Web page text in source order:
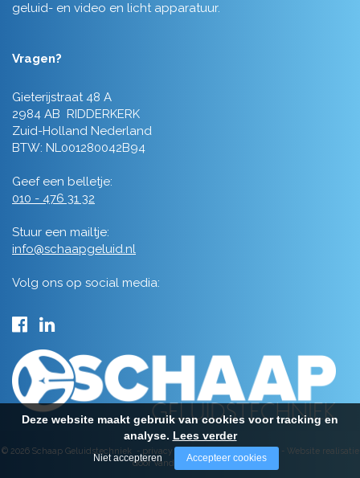
geluid- en video en licht apparatuur.
Vragen?
Gieterijstraat 48 A
2984 AB RIDDERKERK
Zuid-Holland Nederland
BTW: NL001280042B94
Geef een belletje:
010 - 476 31 32
Stuur een mailtje:
info@schaapgeluid.nl
Volg ons op social media:
© 2026 Schaap Geluidstechniek - privacy - algemene voorwaarden- Website realisatie
door Vanderperk Groep
Deze website maakt gebruik van cookies voor tracking en
analyse. Lees verder
Niet accepteren Accepteer cookies